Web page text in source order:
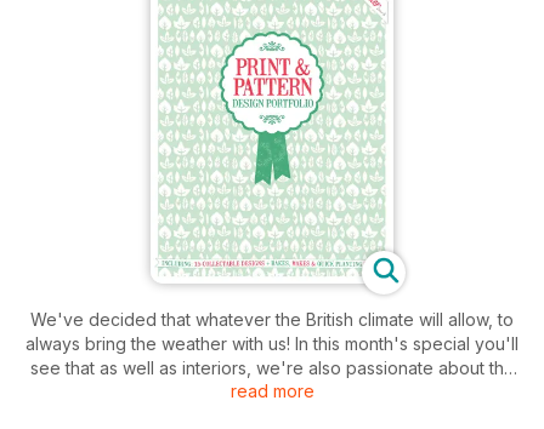
We've decided that whatever the British climate will allow, to
always bring the weather with us! In this month's special you'll
see that as well as interiors, we're also passionate about the
great outdoors – and the gardens, flowers and sunny spots
read more